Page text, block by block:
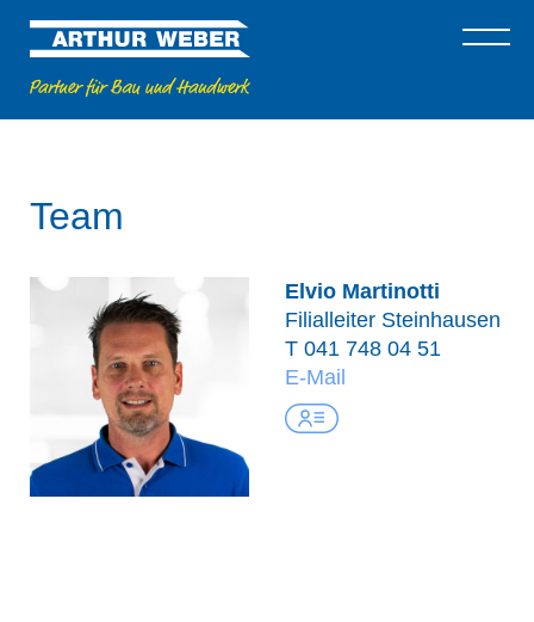
Team
Elvio Martinotti
Filialleiter Steinhausen
T 041 748 04 51
E-Mail